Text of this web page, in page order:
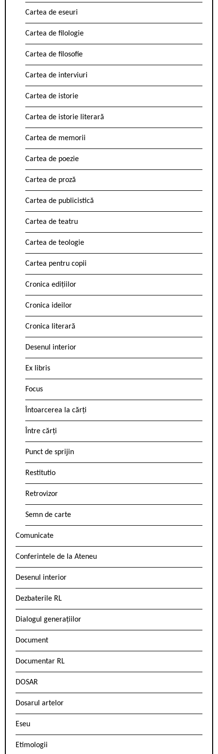
Cartea de eseuri
Cartea de filologie
Cartea de filosofie
Cartea de interviuri
Cartea de istorie
Cartea de istorie literară
Cartea de memorii
Cartea de poezie
Cartea de proză
Cartea de publicistică
Cartea de teatru
Cartea de teologie
Cartea pentru copii
Cronica edițiilor
Cronica ideilor
Cronica literară
Desenul interior
Ex libris
Focus
Întoarcerea la cărți
Între cărți
Punct de sprijin
Restitutio
Retrovizor
Semn de carte
Comunicate
Conferintele de la Ateneu
Desenul interior
Dezbaterile RL
Dialogul generațiilor
Document
Documentar RL
DOSAR
Dosarul artelor
Eseu
Etimologii